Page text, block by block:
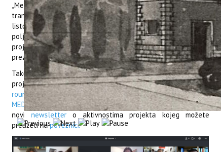
„Mediterranean Islands towards the implementation of a
transnational sustainable year-round tourism“ održat će se 6.
listopada 2021. u hibridnom obliku u organizaciji Instituta za
poljoprivredu i turizam u suradnji s ostalim partnerima na
projektu WINTER MED, čiji je plan i program dogovoren i
prezentiran na sastanku.
Također, želimo Vas obavijestiti da je službena web stranica
projektaInterreg Med „Winter Islands Network for all year
round Tourism ExpeRience in the MEDiterranean - WINTER
MED“dostupna i na hrvatskom jeziku te da je izašao
novi newsletter o aktivnostima projekta kojeg možete
preuzeti napoveznici.